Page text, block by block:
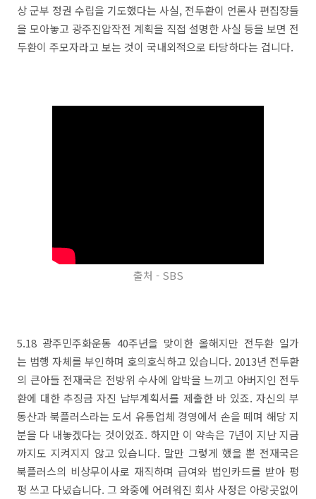
상 군부 정권 수립을 기도했다는 사실, 전두환이 언론사 편집장들
을 모아놓고 광주진압작전 계획을 직접 설명한 사실 등을 보면 전
두환이 주모자라고 보는 것이 국내외적으로 타당하다는 겁니다.
출처 - SBS
5.18 광주민주화운동 40주년을 맞이한 올해지만 전두환 일가
는 범행 자체를 부인하며 호의호식하고 있습니다. 2013년 전두환
의 큰아들 전재국은 전방위 수사에 압박을 느끼고 아버지인 전두
환에 대한 추징금 자진 납부계획서를 제출한 바 있죠. 자신의 부
동산과 북플러스라는 도서 유통업체 경영에서 손을 떼며 해당 지
분을 다 내놓겠다는 것이었죠. 하지만 이 약속은 7년이 지난 지금
까지도 지켜지지 않고 있습니다. 말만 그렇게 했을 뿐 전재국은
북플러스의 비상무이사로 재직하며 급여와 법인카드를 받아 펑
펑 쓰고 다녔습니다. 그 와중에 어려워진 회사 사정은 아랑곳없이